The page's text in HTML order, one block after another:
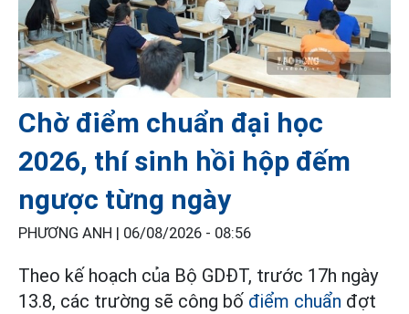
Chờ điểm chuẩn đại học
2026, thí sinh hồi hộp đếm
ngược từng ngày
PHƯƠNG ANH | 06/08/2026 - 08:56
Theo kế hoạch của Bộ GDĐT, trước 17h ngày
13.8, các trường sẽ công bố điểm chuẩn đợt